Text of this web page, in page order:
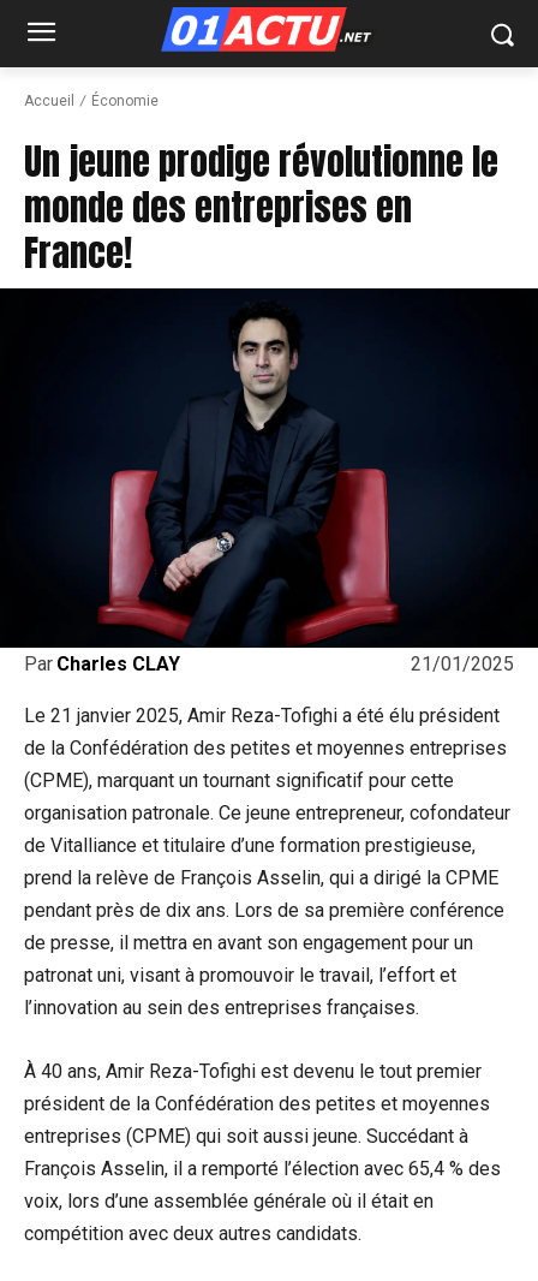
Accueil Économie
Un jeune prodige révolutionne le
monde des entreprises en
France!
21/01/2025
Par Charles CLAY
Le 21 janvier 2025, Amir Reza-Tofighi a été élu président
de la Confédération des petites et moyennes entreprises
(CPME), marquant un tournant significatif pour cette
organisation patronale. Ce jeune entrepreneur, cofondateur
de Vitalliance et titulaire d’une formation prestigieuse,
prend la relève de François Asselin, qui a dirigé la CPME
pendant près de dix ans. Lors de sa première conférence
de presse, il mettra en avant son engagement pour un
patronat uni, visant à promouvoir le travail, l’effort et
l’innovation au sein des entreprises françaises.
À 40 ans, Amir Reza-Tofighi est devenu le tout premier
président de la Confédération des petites et moyennes
entreprises (CPME) qui soit aussi jeune. Succédant à
François Asselin, il a remporté l’élection avec 65,4 % des
voix, lors d’une assemblée générale où il était en
compétition avec deux autres candidats.